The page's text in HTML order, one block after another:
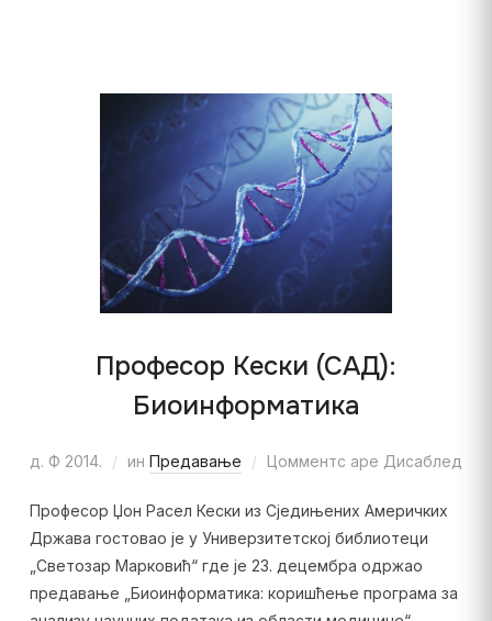
Професор Кески (САД):
Биоинформатика
д. Ф 2014. ин Предавање Цомментс аре Дисаблед
Професор Џон Расел Кески из Сједињених Америчких
Држава гостовао је у Универзитетској библиотеци
„Светозар Марковић“ где је 23. децембра одржао
предавање „Биоинформатика: коришћење програма за